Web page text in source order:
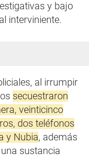
y bajo
interviniente.
al irrumpir
secuestraron
veinticinco
dos teléfonos
y Nubia, además
sustancia